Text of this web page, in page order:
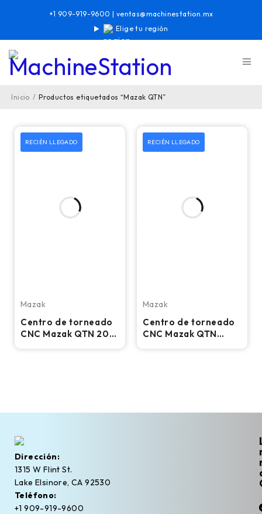
Elige tu región
+1 909-919-9600 | ventas@machinestation.mx
Inicio / Productos etiquetados “Mazak QTN”
RECIÉN LLEGADO
Mazak
Centro de torneado
CNC Mazak QTN 200
RECIÉN LLEGADO
Mazak
Centro de torneado
CNC Mazak QTN
Dirección:
1315 W Flint St.
Lake Elsinore, CA 92530
Teléfono:
+1 909-919-9600